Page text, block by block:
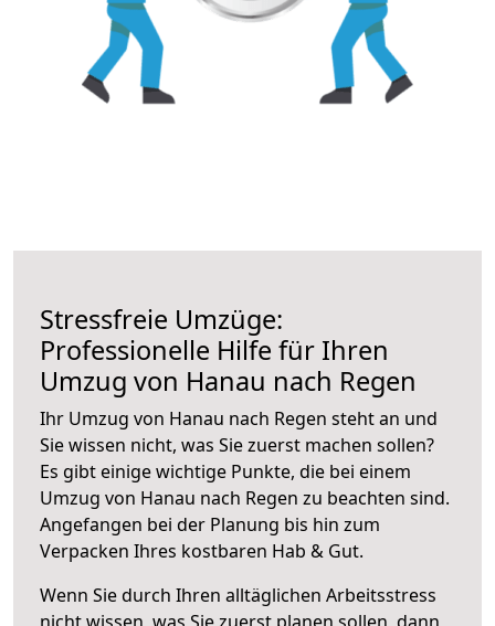
Stressfreie Umzüge:
Professionelle Hilfe für Ihren
Umzug von Hanau nach Regen
Ihr Umzug von Hanau nach Regen steht an und
Sie wissen nicht, was Sie zuerst machen sollen?
Es gibt einige wichtige Punkte, die bei einem
Umzug von Hanau nach Regen zu beachten sind.
Angefangen bei der Planung bis hin zum
Verpacken Ihres kostbaren Hab & Gut.
Wenn Sie durch Ihren alltäglichen Arbeitsstress